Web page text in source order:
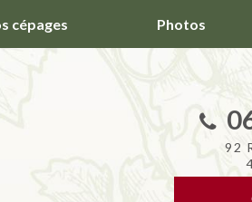
cépages Photos
92